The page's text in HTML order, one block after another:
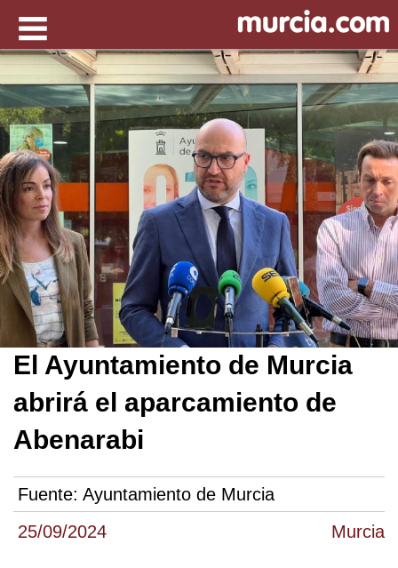
25/09/2024 Murcia
El Ayuntamiento de Murcia
abrirá el aparcamiento de
Abenarabi
Fuente: Ayuntamiento de Murcia